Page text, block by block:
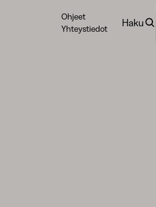
Ohjeet
Yhteystiedot
Haku